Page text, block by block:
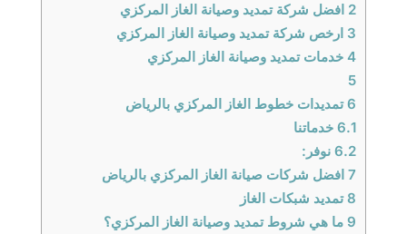
2 افضل شركة تمديد وصيانة الغاز المركزي
3 ارخص شركة تمديد وصيانة الغاز المركزي
4خدمات تمديد وصيانة الغاز المركزي
5
6تمديدات خطوط الغاز المركزي بالرياض
6.1خدماتنا
6.2نوفر:
7افضل شركات صيانة الغاز المركزي بالرياض
8تمديد شبكات الغاز
9ما هي شروط تمديد وصيانة الغاز المركزي؟